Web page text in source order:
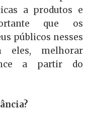
a produtos e
que os
públicos nesses
eles, melhorar
a partir do